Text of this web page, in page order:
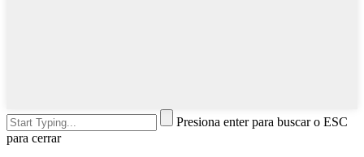
Presiona enter para buscar o ESC
para cerrar